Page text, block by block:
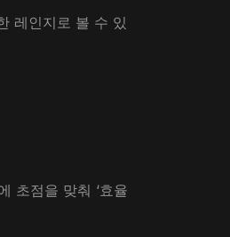
레인지로 볼 수 있
초점을 맞춰 ‘효율